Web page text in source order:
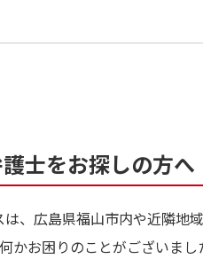
士をお探しの方へ
、広島県福山市内や近隣地
かお困りのことがございま